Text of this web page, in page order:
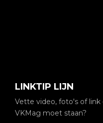
LINKTIP LIJN
Vette video, foto's of
VKMag moet staan?